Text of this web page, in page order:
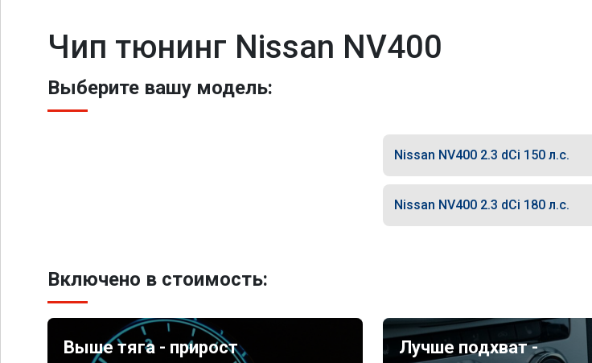
Чип тюнинг Nissan NV400
Выберите вашу модель:
Nissan NV400 2.3 dCi 150 л.с.
Nissan NV400 2.3 dCi 180 л.с.
Включено в стоимость:
Выше тяга - прирост
Лучше подхват -